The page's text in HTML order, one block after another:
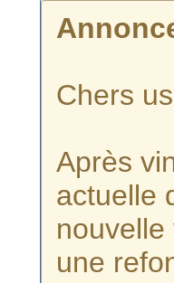
Chers
Après
actuelle
nouvelle
une